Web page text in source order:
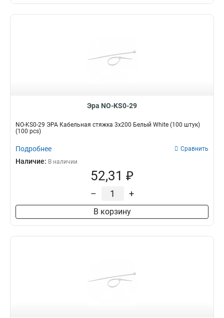
Эра NO-KS0-29
NO-KS0-29 ЭРА Кабельная стяжка 3x200 Белый White (100 штук)
(100 pcs)
Подробнее Сравнить
Наличие: В наличии
52,31 ₽
– +
В корзину